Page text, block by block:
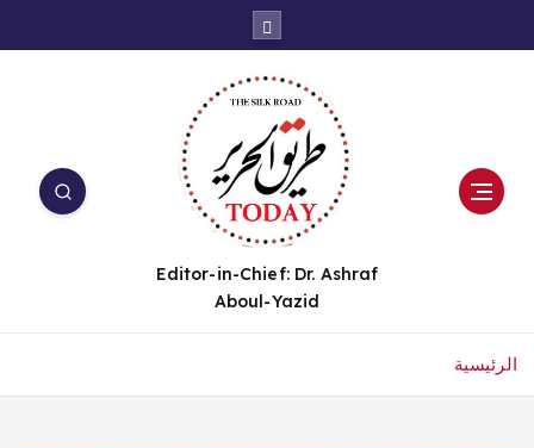
ت
Editor-in-Chief: Dr. Ashraf
Aboul-Yazid
الرئيسية